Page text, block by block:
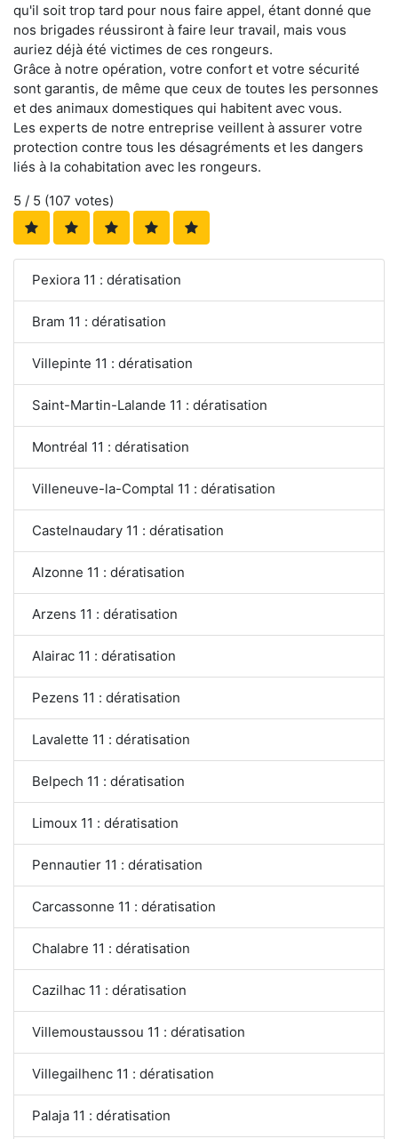
qu'il soit trop tard pour nous faire appel, étant donné que
nos brigades réussiront à faire leur travail, mais vous
auriez déjà été victimes de ces rongeurs.
Grâce à notre opération, votre confort et votre sécurité
sont garantis, de même que ceux de toutes les personnes
et des animaux domestiques qui habitent avec vous.
Les experts de notre entreprise veillent à assurer votre
protection contre tous les désagréments et les dangers
liés à la cohabitation avec les rongeurs.
5 / 5 (107 votes)
Pexiora 11 : dératisation
Bram 11 : dératisation
Villepinte 11 : dératisation
Saint-Martin-Lalande 11 : dératisation
Montréal 11 : dératisation
Villeneuve-la-Comptal 11 : dératisation
Castelnaudary 11 : dératisation
Alzonne 11 : dératisation
Arzens 11 : dératisation
Alairac 11 : dératisation
Pezens 11 : dératisation
Lavalette 11 : dératisation
Belpech 11 : dératisation
Limoux 11 : dératisation
Pennautier 11 : dératisation
Carcassonne 11 : dératisation
Chalabre 11 : dératisation
Cazilhac 11 : dératisation
Villemoustaussou 11 : dératisation
Villegailhenc 11 : dératisation
Palaja 11 : dératisation